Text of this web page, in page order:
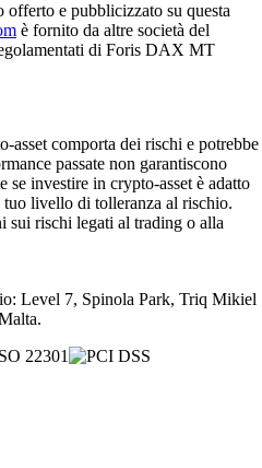
e pubblicizzato su questa
è fornito da altre società del
di Foris DAX MT
asset comporta dei rischi e potrebbe
passate non garantiscono
se investire in crypto-asset è adatto
livello di tolleranza al rischio.
rischi legati al trading o alla
Level 7, Spinola Park, Triq Mikiel